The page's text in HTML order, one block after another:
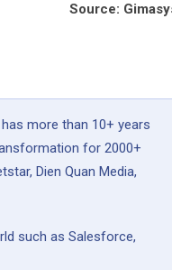
Source:
more than 10+ years
for 2000+
Dien Quan Media,
such as Salesforce,